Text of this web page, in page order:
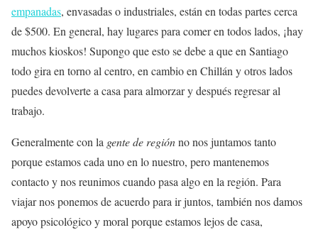
empanadas, envasadas o industriales, están en todas partes cerca
de $500. En general, hay lugares para comer en todos lados, ¡hay
muchos kioskos! Supongo que esto se debe a que en Santiago
todo gira en torno al centro, en cambio en Chillán y otros lados
puedes devolverte a casa para almorzar y después regresar al
trabajo.
Generalmente con la gente de regiónno nos juntamos tanto
porque estamos cada uno en lo nuestro, pero mantenemos
contacto y nos reunimos cuando pasa algo en la región. Para
viajar nos ponemos de acuerdo para ir juntos, también nos damos
apoyo psicológico y moral porque estamos lejos de casa,